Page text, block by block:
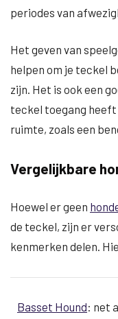
periodes van
Het geven van
helpen om je teckel
zijn. Het is ook een
teckel toegang
ruimte, zoals een
Vergelijkbare
Hoewel er geen
de teckel, zijn er
kenmerken delen.
Basset Hound: net